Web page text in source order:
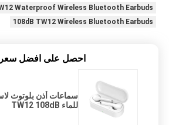
Waterproof Wireless Bluetooth Earbuds
108dB TW12 Wireless Bluetooth Earbuds
احصل على افضل
سماعات أذن بلوتوث
للماء TW12 108dB